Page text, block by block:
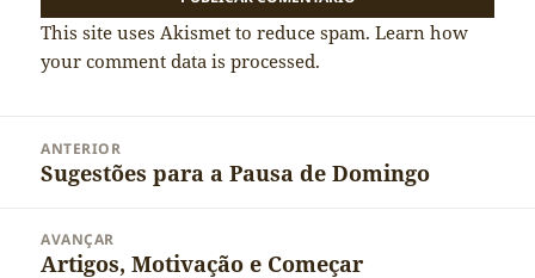
This site uses Akismet to reduce spam.Learn how
your comment data is processed.
artigos
ANTERIOR
Artigo
Sugestões para a Pausa de Domingo
AVANÇAR
Artigo
Artigos, Motivação e Começar